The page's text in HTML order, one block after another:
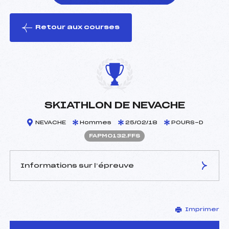
le ski
Retour aux courses
SKIATHLON DE NEVACHE
NEVACHE Hommes 25/02/18 POURS-D
FAPM0132.FFS
Informations sur l’épreuve
FINE LAURENCE (AP)
D.T Adjoint :
–
Imprimer